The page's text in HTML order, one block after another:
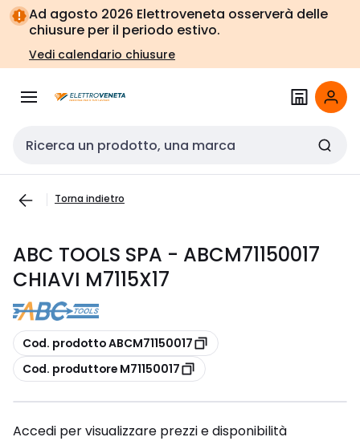
Vai alla
navigazione
Vai
alla
pagina
Ad agosto 2026 Elettroveneta osserverà delle
chiusure per il periodo estivo.
Vedi calendario chiusure
Cerca input
Torna indietro
ABC TOOLS SPA - ABCM71150017
CHIAVI M7115X17
copia
Cod. prodotto ABCM71150017
copia
Cod. produttore M71150017
Accedi per visualizzare prezzi e disponibilità